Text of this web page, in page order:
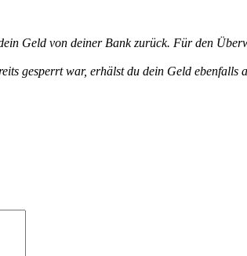
Geld von deiner Bank zurück. Für den
gesperrt war, erhälst du dein Geld